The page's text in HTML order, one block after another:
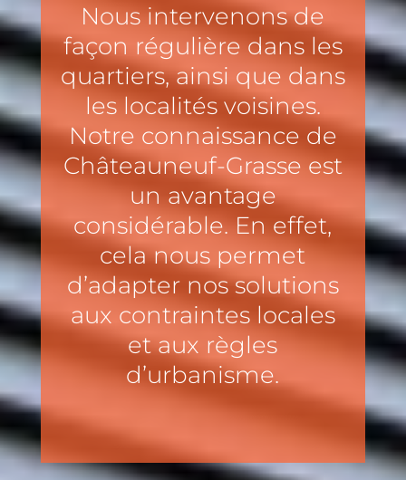
Nous intervenons de
façon régulière dans les
quartiers, ainsi que dans
les localités voisines.
Notre connaissance de
Châteauneuf-Grasse est
un avantage
considérable. En effet,
cela nous permet
d’adapter nos solutions
aux contraintes locales
et aux règles
d’urbanisme.